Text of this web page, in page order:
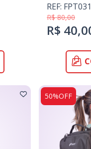
REF:
R$ 80,00
R$
50%OFF